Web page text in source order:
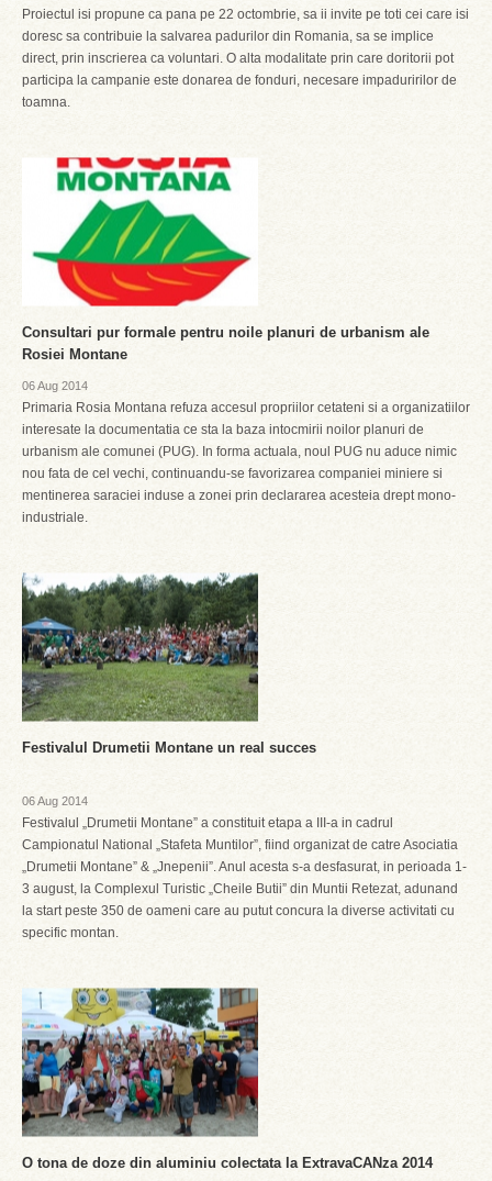
Proiectul isi propune ca pana pe 22 octombrie, sa ii invite pe toti cei care isi
doresc sa contribuie la salvarea padurilor din Romania, sa se implice
direct, prin inscrierea ca voluntari. O alta modalitate prin care doritorii pot
participa la campanie este donarea de fonduri, necesare impaduririlor de
toamna.
Consultari pur formale pentru noile planuri de urbanism ale
Rosiei Montane
06 Aug 2014
Primaria Rosia Montana refuza accesul propriilor cetateni si a organizatiilor
interesate la documentatia ce sta la baza intocmirii noilor planuri de
urbanism ale comunei (PUG). In forma actuala, noul PUG nu aduce nimic
nou fata de cel vechi, continuandu-se favorizarea companiei miniere si
mentinerea saraciei induse a zonei prin declararea acesteia drept mono-
industriale.
Festivalul Drumetii Montane un real succes
06 Aug 2014
Festivalul „Drumetii Montane” a constituit etapa a III-a in cadrul
Campionatul National „Stafeta Muntilor”, fiind organizat de catre Asociatia
„Drumetii Montane” & „Jnepenii”. Anul acesta s-a desfasurat, in perioada 1-
3 august, la Complexul Turistic „Cheile Butii” din Muntii Retezat, adunand
la start peste 350 de oameni care au putut concura la diverse activitati cu
specific montan.
O tona de doze din aluminiu colectata la ExtravaCANza 2014